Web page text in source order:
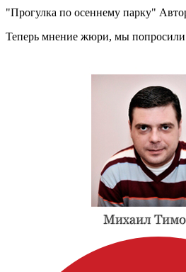
"Прогулка по осеннему парку"
Теперь мнение жюри, мы попросили